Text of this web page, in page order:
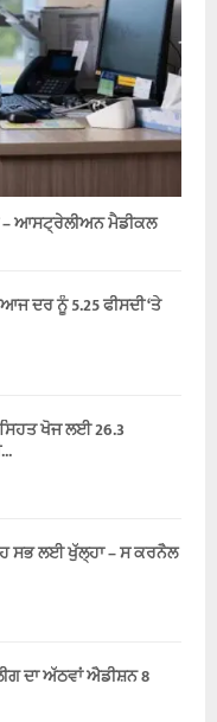
– ਆਸਟ੍ਰੇਲੀਅਨ ਮੈਡੀਕਲ
ਦਰ ਨੂੰ 5.25 ਫੀਸਦੀ ‘ਤੇ
ਖੋਜ ਲਈ 26.3
ਸਭ ਲਈ ਖੁੱਲ੍ਹਾ – ਸ ਕਰਨੈਲ
ਦਾ ਅੱਠਵਾਂ ਐਡੀਸ਼ਨ 8